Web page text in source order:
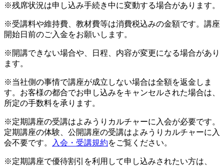
※残席状況は申し込み手続き中に変動する場合があります。
※受講料や維持費、教材費等は消費税込みの金額です。講座
開始日前のご入金をお願いします。
※開講できない場合や、日程、内容が変更になる場合があり
ます。
※当社側の事情で講座が成立しない場合は全額を返金しま
す。お客様の都合でお申し込みをキャンセルされた場合は、
所定の手数料を承ります。
※定期講座の受講はよみうりカルチャーに入会が必要です。
定期講座の体験、公開講座の受講はよみうりカルチャーに入
会不要です。
入会・受講規約をご覧ください。
※定期講座で優待割引を利用して申し込みされたい方は、